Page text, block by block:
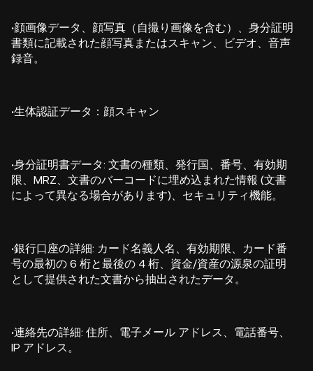
·顔画像データ、顔写真（自撮り画像を含む）、身分証明
書類に記載された顔写真またはスキャン、ビデオ、音声
録音。
·生体認証データ：顔スキャン
·身分証明書データ: 文書の種類、発行国、番号、有効期
限、MRZ、文書のバーコードに埋め込まれた情報 (文書
によって異なる場合があります)、セキュリティ機能。
·銀行口座の詳細: カード名義人名、有効期限、カード番
号の最初の 6 桁と最後の 4 桁、資金/資産の源泉の証明
として提供された文書から抽出されたデータ。
·連絡先の詳細: 住所、電子メール アドレス、電話番号、
IP アドレス。